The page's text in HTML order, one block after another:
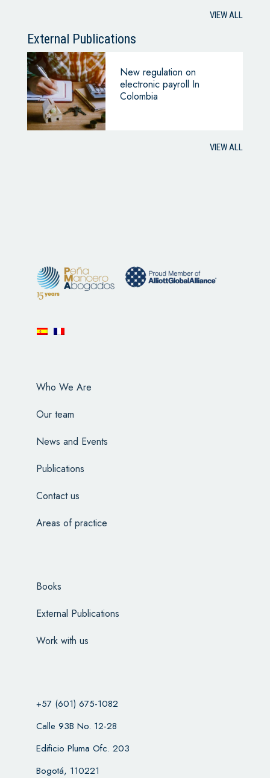
VIEW ALL
External Publications
New regulation on
electronic payroll In
Colombia
VIEW ALL
Who We Are
Our team
News and Events
Publications
Contact us
Areas of practice
Books
External Publications
Work with us
+57 (601) 675-1082
Calle 93B No. 12-28
Edificio Pluma Ofc. 203
Bogotá, 110221